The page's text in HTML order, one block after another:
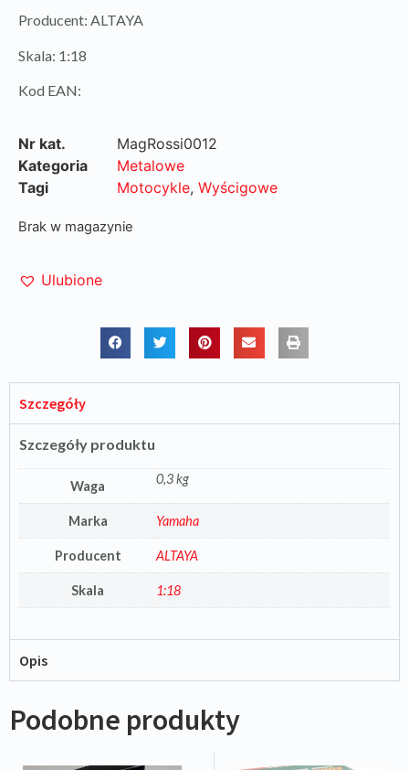
Producent: ALTAYA
Skala: 1:18
Kod EAN:
Nr kat.
MagRossi0012
Kategoria
Metalowe
Tagi
Motocykle, Wyścigowe
Brak w magazynie
Ulubione
Szczegóły
Szczegóły produktu
Waga 0,3 kg
Marka Yamaha
Producent ALTAYA
Skala 1:18
Opis
Podobne produkty